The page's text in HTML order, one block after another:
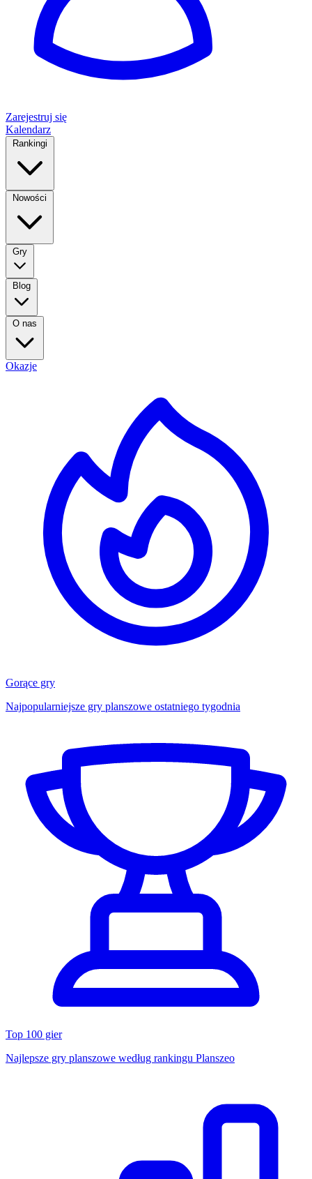
Zarejestruj się
Kalendarz
Rankingi
Nowości
Gry
Blog
O nas
Okazje
Gorące gry
Najpopularniejsze gry planszowe ostatniego tygodnia
Top 100 gier
Najlepsze gry planszowe według rankingu Planszeo